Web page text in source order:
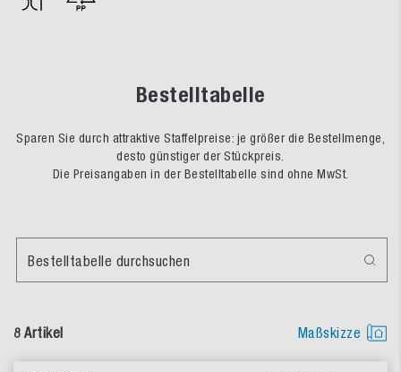
Bestelltabelle
Sparen Sie durch attraktive Staffelpreise: je größer die Bestellmenge,
desto günstiger der Stückpreis.
Die Preisangaben in der Bestelltabelle sind ohne MwSt.
8 Artikel Maßskizze
Bestelltabelle durchsuchen